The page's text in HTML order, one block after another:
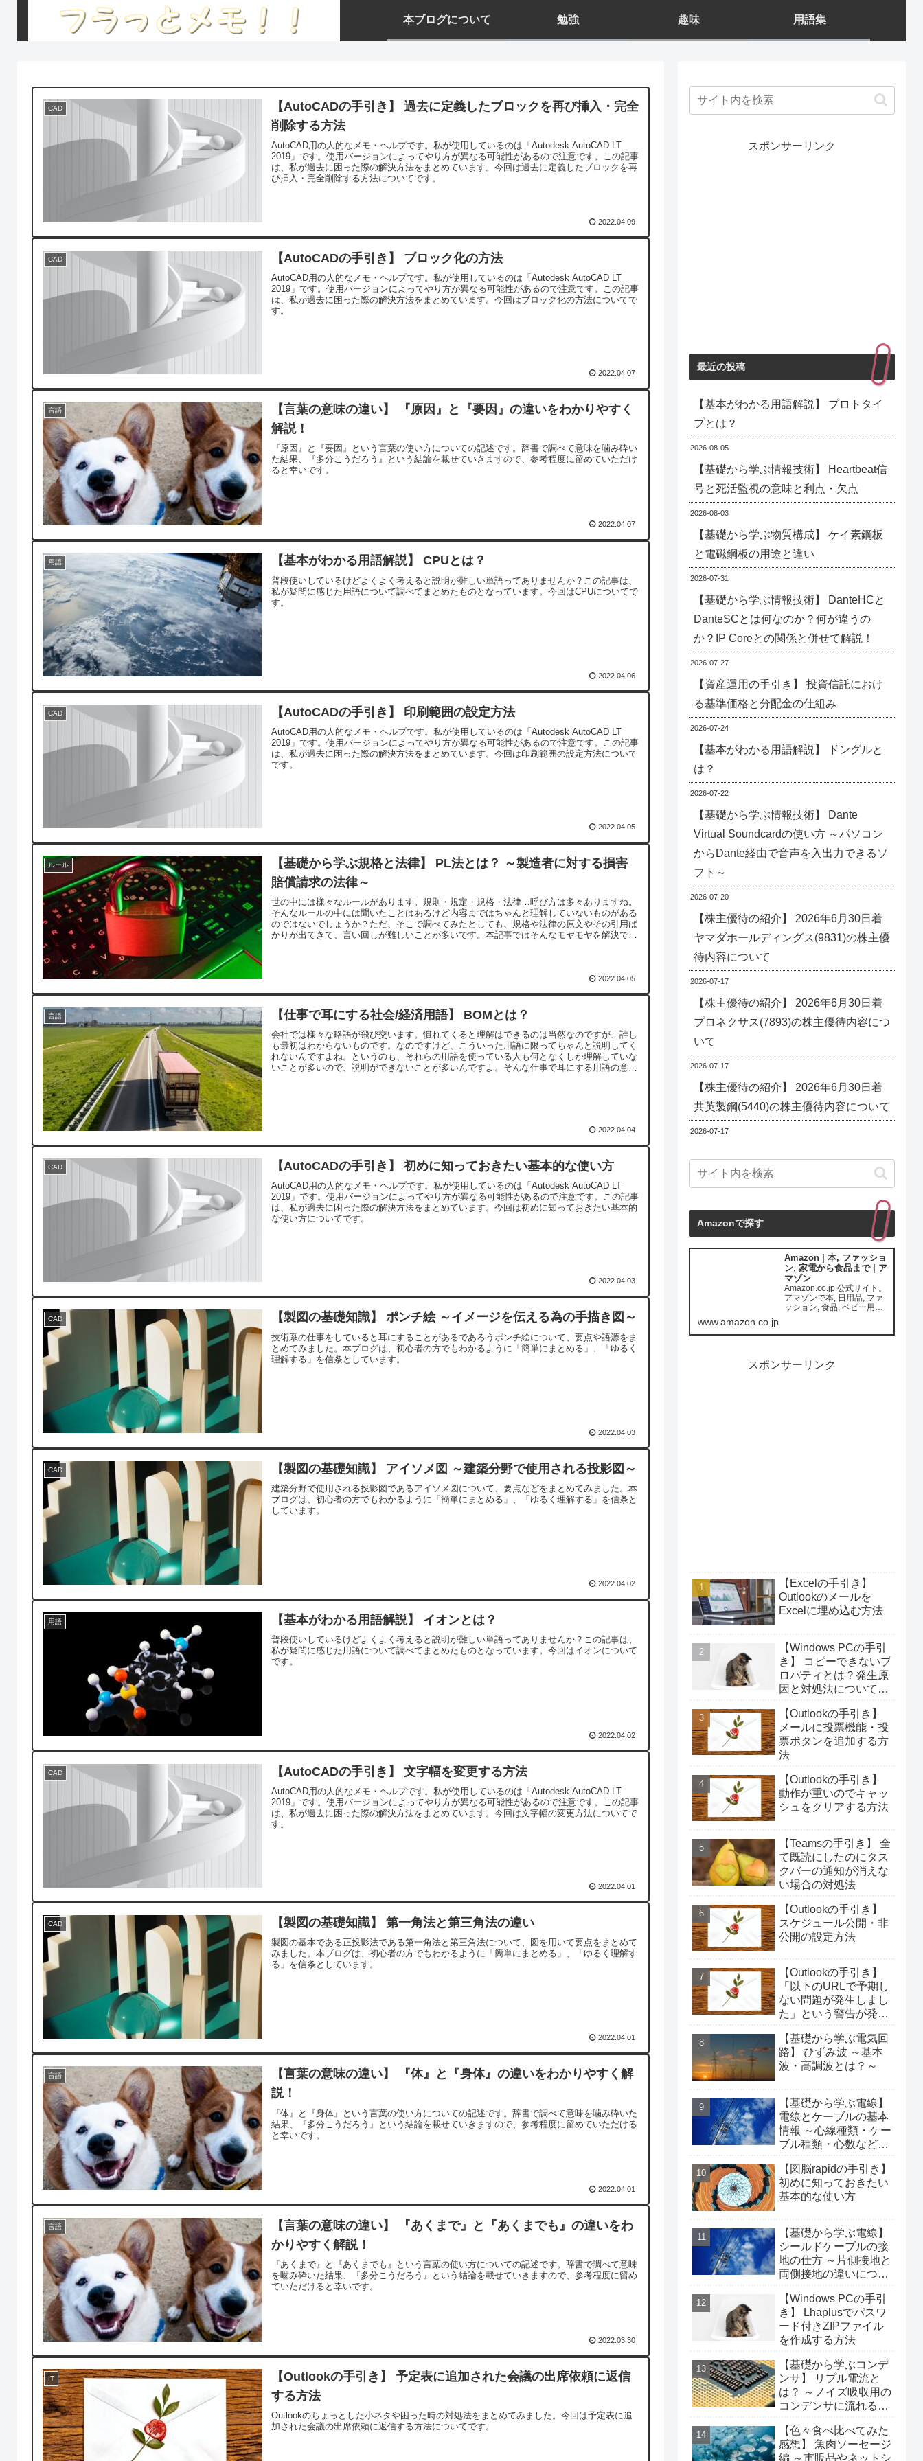
本ブログについて 勉強 趣味 用語集
CAD
【AutoCADの手引き】 過去に定義したブロックを再び挿入・完全
削除する方法
AutoCAD用の人的なメモ・ヘルプです。私が使用しているのは「Autodesk AutoCAD LT
2019」です。使用バージョンによってやり方が異なる可能性があるので注意です。この記事
は、私が過去に困った際の解決方法をまとめています。今回は過去に定義したブロックを再
び挿入・完全削除する方法についてです。
2022.04.09
CAD 【AutoCADの手引き】 ブロック化の方法
AutoCAD用の人的なメモ・ヘルプです。私が使用しているのは「Autodesk AutoCAD LT
2019」です。使用バージョンによってやり方が異なる可能性があるので注意です。この記事
は、私が過去に困った際の解決方法をまとめています。今回はブロック化の方法についてで
す。
2022.04.07
言語
【言葉の意味の違い】 『原因』と『要因』の違いをわかりやすく
解説！
『原因』と『要因』という言葉の使い方についての記述です。辞書で調べて意味を噛み砕い
た結果、『多分こうだろう』という結論を載せていきますので、参考程度に留めていただけ
ると幸いです。
2022.04.07
用語 【基本がわかる用語解説】 CPUとは？
普段使いしているけどよくよく考えると説明が難しい単語ってありませんか？この記事は、
私が疑問に感じた用語について調べてまとめたものとなっています。今回はCPUについてで
す。
2022.04.06
CAD 【AutoCADの手引き】 印刷範囲の設定方法
AutoCAD用の人的なメモ・ヘルプです。私が使用しているのは「Autodesk AutoCAD LT
2019」です。使用バージョンによってやり方が異なる可能性があるので注意です。この記事
は、私が過去に困った際の解決方法をまとめています。今回は印刷範囲の設定方法について
です。
2022.04.05
ルール
【基礎から学ぶ規格と法律】 PL法とは？ ～製造者に対する損害
賠償請求の法律～
世の中には様々なルールがあります。規則・規定・規格・法律…呼び方は多々ありますね。
そんなルールの中には聞いたことはあるけど内容まではちゃんと理解していないものがある
のではないでしょうか？ただ、そこで調べてみたとしても、規格や法律の原文やその引用ば
かりが出てきて、言い回しが難しいことが多いです。本記事ではそんなモヤモヤを解決でき
2022.04.05
言語 【仕事で耳にする社会/経済用語】 BOMとは？
会社では様々な略語が飛び交います。慣れてくると理解はできるのは当然なのですが、誰し
も最初はわからないものです。なのですけど、こういった用語に限ってちゃんと説明してく
れないんですよね。というのも、それらの用語を使っている人も何となくしか理解していな
いことが多いので、説明ができないことが多いんですよ。そんな仕事で耳にする用語の意味
2022.04.04
CAD 【AutoCADの手引き】 初めに知っておきたい基本的な使い方
AutoCAD用の人的なメモ・ヘルプです。私が使用しているのは「Autodesk AutoCAD LT
2019」です。使用バージョンによってやり方が異なる可能性があるので注意です。この記事
は、私が過去に困った際の解決方法をまとめています。今回は初めに知っておきたい基本的
な使い方についてです。
2022.04.03
CAD 【製図の基礎知識】 ポンチ絵 ～イメージを伝える為の手描き図～
技術系の仕事をしていると耳にすることがあるであろうポンチ絵について、要点や語源をま
とめてみました。本ブログは、初心者の方でもわかるように「簡単にまとめる」、「ゆるく
理解する」を信条としています。
2022.04.03
CAD 【製図の基礎知識】 アイソメ図 ～建築分野で使用される投影図～
建築分野で使用される投影図であるアイソメ図について、要点などをまとめてみました。本
ブログは、初心者の方でもわかるように「簡単にまとめる」、「ゆるく理解する」を信条と
しています。
2022.04.02
用語 【基本がわかる用語解説】 イオンとは？
普段使いしているけどよくよく考えると説明が難しい単語ってありませんか？この記事は、
私が疑問に感じた用語について調べてまとめたものとなっています。今回はイオンについて
です。
2022.04.02
CAD 【AutoCADの手引き】 文字幅を変更する方法
AutoCAD用の人的なメモ・ヘルプです。私が使用しているのは「Autodesk AutoCAD LT
2019」です。使用バージョンによってやり方が異なる可能性があるので注意です。この記事
は、私が過去に困った際の解決方法をまとめています。今回は文字幅の変更方法についてで
す。
2022.04.01
CAD 【製図の基礎知識】 第一角法と第三角法の違い
製図の基本である正投影法である第一角法と第三角法について、図を用いて要点をまとめて
みました。本ブログは、初心者の方でもわかるように「簡単にまとめる」、「ゆるく理解す
る」を信条としています。
2022.04.01
言語
【言葉の意味の違い】 『体』と『身体』の違いをわかりやすく解
説！
『体』と『身体』という言葉の使い方についての記述です。辞書で調べて意味を噛み砕いた
結果、『多分こうだろう』という結論を載せていきますので、参考程度に留めていただける
と幸いです。
2022.04.01
言語
【言葉の意味の違い】 『あくまで』と『あくまでも』の違いをわ
かりやすく解説！
『あくまで』と『あくまでも』という言葉の使い方についての記述です。辞書で調べて意味
を噛み砕いた結果、『多分こうだろう』という結論を載せていきますので、参考程度に留め
ていただけると幸いです。
2022.03.30
IT
【Outlookの手引き】 予定表に追加された会議の出席依頼に返信
する方法
Outlookのちょっとした小ネタや困った時の対処法をまとめてみました。今回は予定表に追
加された会議の出席依頼に返信する方法についてです。
スポンサーリンク
最近の投稿
【基本がわかる用語解説】 プロトタイ
プとは？
2026-08-05
【基礎から学ぶ情報技術】 Heartbeat信
号と死活監視の意味と利点・欠点
2026-08-03
【基礎から学ぶ物質構成】 ケイ素鋼板
と電磁鋼板の用途と違い
2026-07-31
【基礎から学ぶ情報技術】 DanteHCと
DanteSCとは何なのか？何が違うの
か？IP Coreとの関係と併せて解説！
2026-07-27
【資産運用の手引き】 投資信託におけ
る基準価格と分配金の仕組み
2026-07-24
【基本がわかる用語解説】 ドングルと
は？
2026-07-22
【基礎から学ぶ情報技術】 Dante
Virtual Soundcardの使い方 ～パソコン
からDante経由で音声を入出力できるソ
フト～
2026-07-20
【株主優待の紹介】 2026年6月30日着
ヤマダホールディングス(9831)の株主優
待内容について
2026-07-17
【株主優待の紹介】 2026年6月30日着
プロネクサス(7893)の株主優待内容につ
いて
2026-07-17
【株主優待の紹介】 2026年6月30日着
共英製鋼(5440)の株主優待内容について
2026-07-17
Amazonで探す
Amazon | 本, ファッショ
ン, 家電から食品まで | ア
マゾン
Amazon.co.jp 公式サイト。
アマゾンで本, 日用品, ファ
ッション, 食品, ベビー用品,
送無料(一部を除く)
www.amazon.co.jp
スポンサーリンク
【Excelの手引き】
Outlookのメールを
Excelに埋め込む方法
【Windows PCの手引
き】 コピーできないプ
ロパティとは？発生原
因と対処法について解
【Outlookの手引き】
メールに投票機能・投
票ボタンを追加する方
法
【Outlookの手引き】
動作が重いのでキャッ
シュをクリアする方法
【Teamsの手引き】 全
て既読にしたのにタス
クバーの通知が消えな
い場合の対処法
【Outlookの手引き】
スケジュール公開・非
公開の設定方法
【Outlookの手引き】
「以下のURLで予期し
ない問題が発生しまし
た」という警告が発生
【基礎から学ぶ電気回
路】 ひずみ波 ～基本
波・高調波とは？～
【基礎から学ぶ電線】
電線とケーブルの基本
情報 ～心線種類・ケー
ブル種類・心数などに
【図脳rapidの手引き】
初めに知っておきたい
基本的な使い方
【基礎から学ぶ電線】
シールドケーブルの接
地の仕方 ～片側接地と
両側接地の違いについ
【Windows PCの手引
き】 Lhaplusでパスワ
ード付きZIPファイル
を作成する方法
【基礎から学ぶコンデ
ンサ】 リプル電流と
は？ ～ノイズ吸収用の
コンデンサに流れる電
【色々食べ比べてみた
感想】 魚肉ソーセージ
編 ～市販品やネットシ